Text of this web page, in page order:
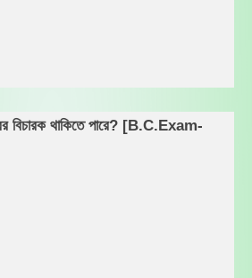
বিচারক থাকিতে পারে? [B.C.Exam-